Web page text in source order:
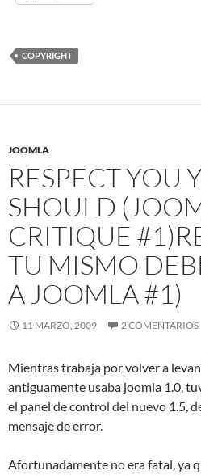
COPYRIGHT
JOOMLA
RESPECT YOU
SHOULD
CRITIQUE #1)
TU MISMO
A JOOMLA #1)
11 MARZO, 2009 2 COMENTARIOS
Mientras trabaja por volver a
antiguamente usaba joomla 1.0,
el panel de control del nuevo 1.5,
mensaje de error.
Afortunadamente no era fatal, ya